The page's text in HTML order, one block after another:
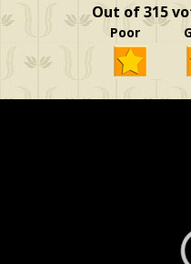
Out of 315
Poor